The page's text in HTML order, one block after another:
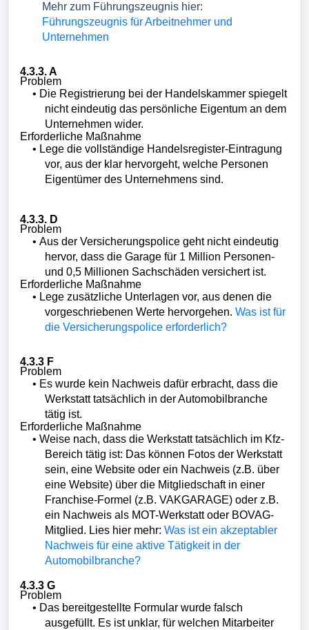
Mehr zum Führungszeugnis hier:
Führungszeugnis für Arbeitnehmer und
Unternehmen
4.3.3. A
Problem
• Die Registrierung bei der Handelskammer spiegelt
nicht eindeutig das persönliche Eigentum an dem
Unternehmen wider.
Erforderliche Maßnahme
• Lege die vollständige Handelsregister-Eintragung
vor, aus der klar hervorgeht, welche Personen
Eigentümer des Unternehmens sind.
4.3.3. D
Problem
• Aus der Versicherungspolice geht nicht eindeutig
hervor, dass die Garage für 1 Million Personen-
und 0,5 Millionen Sachschäden versichert ist.
Erforderliche Maßnahme
• Lege zusätzliche Unterlagen vor, aus denen die
vorgeschriebenen Werte hervorgehen. Was ist für
die Versicherungspolice erforderlich?
4.3.3 F
Problem
• Es wurde kein Nachweis dafür erbracht, dass die
Werkstatt tatsächlich in der Automobilbranche
tätig ist.
Erforderliche Maßnahme
• Weise nach, dass die Werkstatt tatsächlich im Kfz-
Bereich tätig ist: Das können Fotos der Werkstatt
sein, eine Website oder ein Nachweis (z.B. über
eine Website) über die Mitgliedschaft in einer
Franchise-Formel (z.B. VAKGARAGE) oder z.B.
ein Nachweis als MOT-Werkstatt oder BOVAG-
Mitglied. Lies hier mehr: Was ist ein akzeptabler
Nachweis für eine aktive Tätigkeit in der
Automobilbranche?
4.3.3 G
Problem
• Das bereitgestellte Formular wurde falsch
ausgefüllt. Es ist unklar, für welchen Mitarbeiter